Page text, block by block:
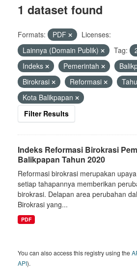
1 dataset found
Formats: PDF
Licenses:
Lainnya (Domain Publik)
Tag:
Indeks
Pemerintah
Birokrasi
Reformasi
Kota Balikpapan
Filter Results
Indeks Reformasi Birokrasi
Balikpapan Tahun 2020
Reformasi birokrasi merupakan
setiap tahapannya memberikan
birokrasi. Delapan area perubahan
Birokrasi yang...
PDF
You can also access this registry using the
API).